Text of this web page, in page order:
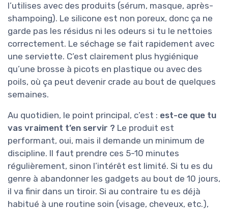
l’utilises avec des produits (sérum, masque, après-
shampoing). Le silicone est non poreux, donc ça ne
garde pas les résidus ni les odeurs si tu le nettoies
correctement. Le séchage se fait rapidement avec
une serviette. C’est clairement plus hygiénique
qu’une brosse à picots en plastique ou avec des
poils, où ça peut devenir crade au bout de quelques
semaines.
Au quotidien, le point principal, c’est : est-ce que tu
vas vraiment t’en servir ? Le produit est
performant, oui, mais il demande un minimum de
discipline. Il faut prendre ces 5-10 minutes
régulièrement, sinon l’intérêt est limité. Si tu es du
genre à abandonner les gadgets au bout de 10 jours,
il va finir dans un tiroir. Si au contraire tu es déjà
habitué à une routine soin (visage, cheveux, etc.),